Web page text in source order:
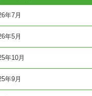
年7月
年5月
年10月
年9月